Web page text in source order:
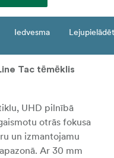
Iedvesma Lejupielādēt
Tac tēmēklis
UHD pilnībā
otrās fokusa
un izmantojamu
Ar 30 mm